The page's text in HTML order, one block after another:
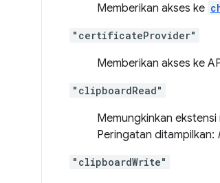
Memberikan akses ke
"certificateProvider"
Memberikan akses ke
"clipboardRead"
Memungkinkan
Peringatan ditampilkan:
"clipboardWrite"